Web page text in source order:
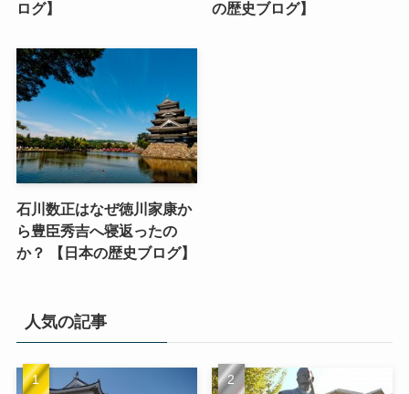
ログ】
の歴史ブログ】
石川数正はなぜ徳川家康か
ら豊臣秀吉へ寝返ったの
か？ 【日本の歴史ブログ】
人気の記事